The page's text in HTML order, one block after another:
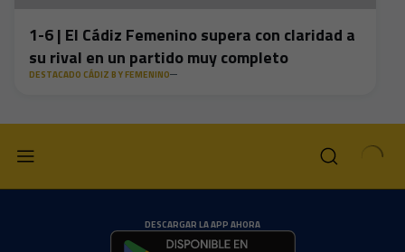
1-6 | El Cádiz Femenino supera con claridad a
su rival en un partido muy completo
DESTACADO CÁDIZ B Y FEMENINO
DESCARGAR LA APP AHORA